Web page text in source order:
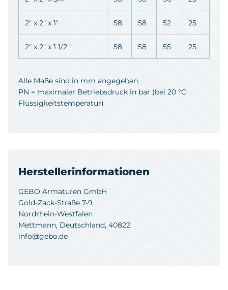
2" x 2" x 1" 58 58 52 25
2" x 2" x 1 1/2" 58 58 55 25
Alle Maße sind in mm angegeben.
PN = maximaler Betriebsdruck in bar (bei 20 °C
Flüssigkeitstemperatur)
Herstellerinformationen
GEBO Armaturen GmbH
Gold-Zack-Straße 7-9
Nordrhein-Westfalen
Mettmann, Deutschland, 40822
info@gebo.de